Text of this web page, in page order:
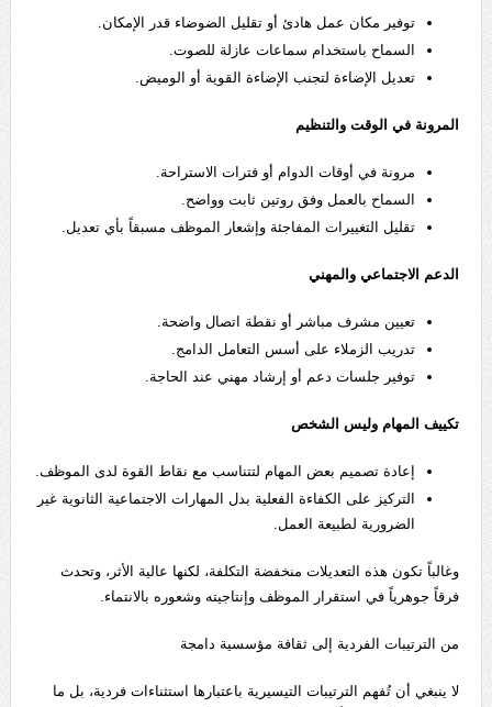
توفير مكان عمل هادئ أو تقليل الضوضاء قدر الإمكان.
السماح باستخدام سماعات عازلة للصوت.
تعديل الإضاءة لتجنب الإضاءة القوية أو الوميض.
المرونة في الوقت والتنظيم
مرونة في أوقات الدوام أو فترات الاستراحة.
السماح بالعمل وفق روتين ثابت وواضح.
تقليل التغييرات المفاجئة وإشعار الموظف مسبقاً بأي تعديل.
الدعم الاجتماعي والمهني
تعيين مشرف مباشر أو نقطة اتصال واضحة.
تدريب الزملاء على أسس التعامل الدامج.
توفير جلسات دعم أو إرشاد مهني عند الحاجة.
تكييف المهام وليس الشخص
إعادة تصميم بعض المهام لتتناسب مع نقاط القوة لدى الموظف.
التركيز على الكفاءة الفعلية بدل المهارات الاجتماعية الثانوية غير
الضرورية لطبيعة العمل.
وغالباً تكون هذه التعديلات منخفضة التكلفة، لكنها عالية الأثر، وتحدث
فرقاً جوهرياً في استقرار الموظف وإنتاجيته وشعوره بالانتماء.
من الترتيبات الفردية إلى ثقافة مؤسسية دامجة
لا ينبغي أن تُفهم الترتيبات التيسيرية باعتبارها استثناءات فردية، بل ما